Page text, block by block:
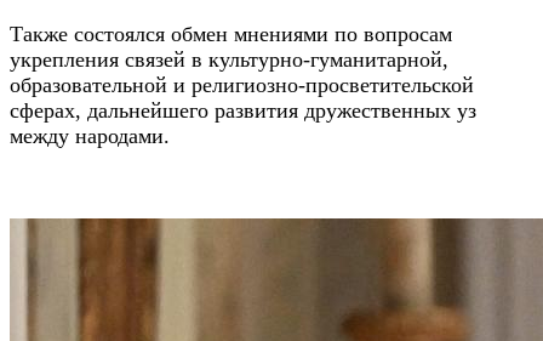
Также состоялся обмен мнениями по вопросам
укрепления связей в культурно-гуманитарной,
образовательной и религиозно-просветительской
сферах, дальнейшего развития дружественных уз
между народами.